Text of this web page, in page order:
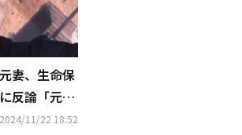
妻、生命保
反論「元夫
噂はデマ」
2024/11/22 18:52